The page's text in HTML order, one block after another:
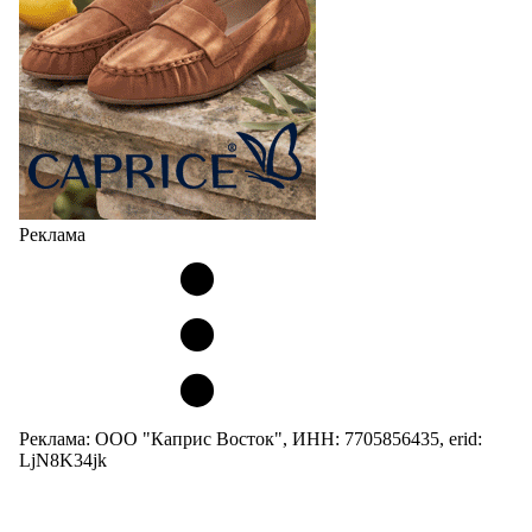
Реклама
Реклама: ООО "Каприс Восток", ИНН: 7705856435, erid:
LjN8K34jk